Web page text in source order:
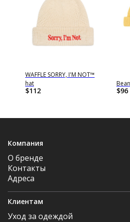
WAFFLE SORRY, I'M NOT™
hat
$112 $96
Компания
О бренде
Контакты
Адреса
Клиентам
Уход за одеждой